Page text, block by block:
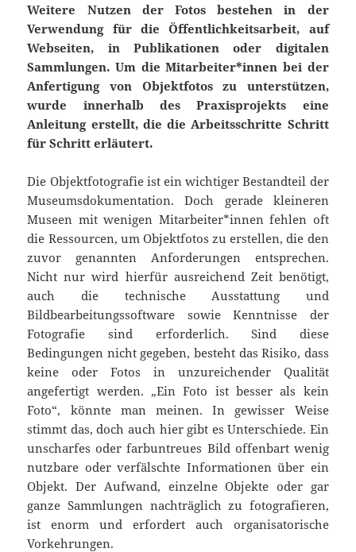
Weitere Nutzen der Fotos bestehen in der
Verwendung für die Öffentlichkeitsarbeit, auf
Webseiten, in Publikationen oder digitalen
Sammlungen. Um die Mitarbeiter*innen bei der
Anfertigung von Objektfotos zu unterstützen,
wurde innerhalb des Praxisprojekts eine
Anleitung erstellt, die die Arbeitsschritte Schritt
für Schritt erläutert.
Die Objektfotografie ist ein wichtiger Bestandteil der
Museumsdokumentation. Doch gerade kleineren
Museen mit wenigen Mitarbeiter*innen fehlen oft
die Ressourcen, um Objektfotos zu erstellen, die den
zuvor genannten Anforderungen entsprechen.
Nicht nur wird hierfür ausreichend Zeit benötigt,
auch die technische Ausstattung und
Bildbearbeitungssoftware sowie Kenntnisse der
Fotografie sind erforderlich. Sind diese
Bedingungen nicht gegeben, besteht das Risiko, dass
keine oder Fotos in unzureichender Qualität
angefertigt werden. „Ein Foto ist besser als kein
Foto“, könnte man meinen. In gewisser Weise
stimmt das, doch auch hier gibt es Unterschiede. Ein
unscharfes oder farbuntreues Bild offenbart wenig
nutzbare oder verfälschte Informationen über ein
Objekt. Der Aufwand, einzelne Objekte oder gar
ganze Sammlungen nachträglich zu fotografieren,
ist enorm und erfordert auch organisatorische
Vorkehrungen.